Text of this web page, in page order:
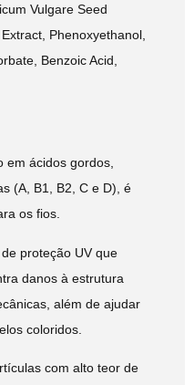
Vulgare Seed
Phenoxyethanol,
Benzoic Acid,
em ácidos gordos,
(A, B1, B2, C e D), é
os fios.
proteção UV que
danos à estrutura
além de ajudar
coloridos.
com alto teor de